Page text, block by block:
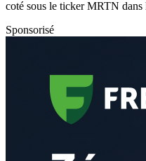
coté sous le tickerMRTN dans
Sponsorisé